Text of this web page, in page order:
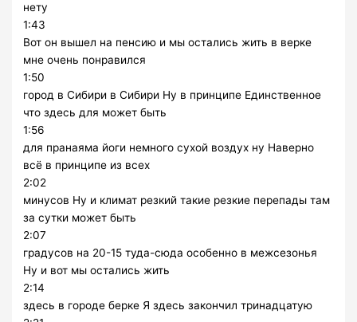
нету
1:43
Вот он вышел на пенсию и мы остались жить в верке
мне очень понравился
1:50
город в Сибири в Сибири Ну в принципе Единственное
что здесь для может быть
1:56
для пранаяма йоги немного сухой воздух ну Наверно
всё в принципе из всех
2:02
минусов Ну и климат резкий такие резкие перепады там
за сутки может быть
2:07
градусов на 20-15 туда-сюда особенно в межсезонья
Ну и вот мы остались жить
2:14
здесь в городе берке Я здесь закончил тринадцатую